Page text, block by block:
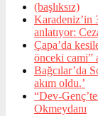
(başlıksız)
Karadeniz’in
anlatıyor:
Çapa’da
önceki cami”
Bağcılar’da
akım oldu.’
“Dev-
Okmeydanı